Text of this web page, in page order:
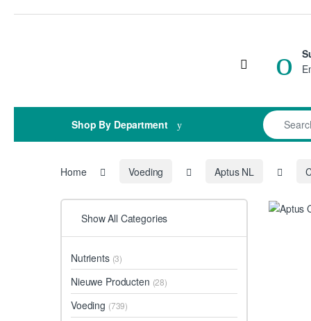
Open
Shop By Department
Search for:
Home Voeding Aptus NL
Show All Categories
Nutrients (3)
Nieuwe Producten (28)
Voeding (739)